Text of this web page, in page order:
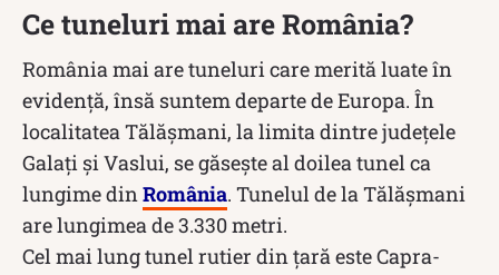
Ce tuneluri mai are România?
România mai are tuneluri care merită luate în
evidență, însă suntem departe de Europa. În
localitatea Tălăşmani, la limita dintre judeţele
Galaţi şi Vaslui, se găseşte al doilea tunel ca
lungime din România. Tunelul de la Tălăşmani
are lungimea de 3.330 metri.
Cel mai lung tunel rutier din ţară este Capra-